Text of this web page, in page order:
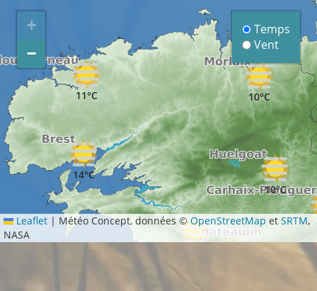
14°C
10°C
10°C
11°C
+
−
Temps
Vent
Leaflet | Météo Concept, données ©OpenStreetMap etSRTM,
NASA